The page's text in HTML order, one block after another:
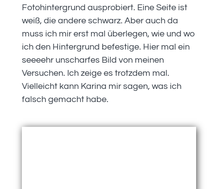
Fotohintergrund ausprobiert. Eine Seite ist
weiß, die andere schwarz. Aber auch da
muss ich mir erst mal überlegen, wie und wo
ich den Hintergrund befestige. Hier mal ein
seeeehr unscharfes Bild von meinen
Versuchen. Ich zeige es trotzdem mal.
Vielleicht kann Karina mir sagen, was ich
falsch gemacht habe.